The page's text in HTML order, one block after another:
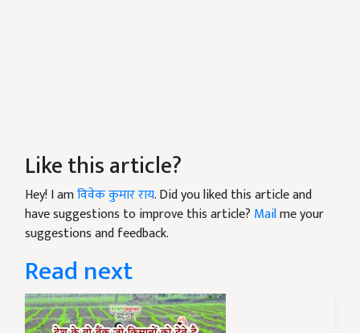
Like this article?
Hey! I amविवेक कुमार राय. Did you liked this article and
have suggestions to improve this article? Mailme your
suggestions and feedback.
Read next